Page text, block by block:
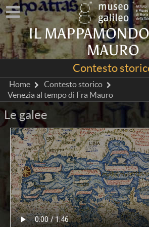
IL
MAURO
Contesto
Home
Contesto storico
Venezia al tempo di Fra Mauro
Le galee